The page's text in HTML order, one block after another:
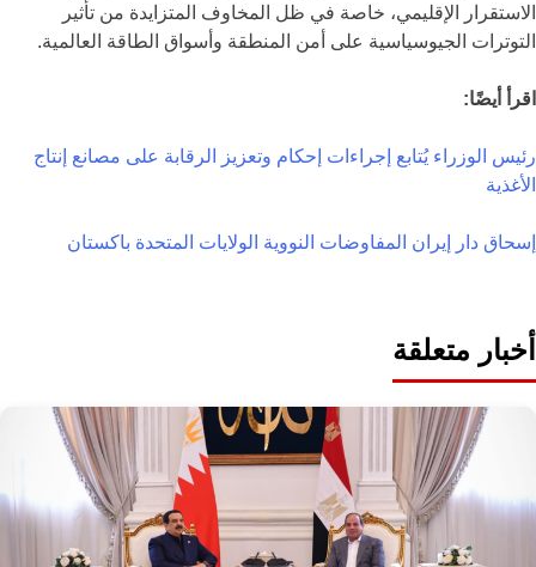
الاستقرار الإقليمي، خاصة في ظل المخاوف المتزايدة من تأثير
التوترات الجيوسياسية على أمن المنطقة وأسواق الطاقة العالمية.
اقرأ أيضًا:
رئيس الوزراء يُتابع إجراءات إحكام وتعزيز الرقابة على مصانع إنتاج
الأغذية
إسحاق دار إيران المفاوضات النووية الولايات المتحدة باكستان
أخبار متعلقة